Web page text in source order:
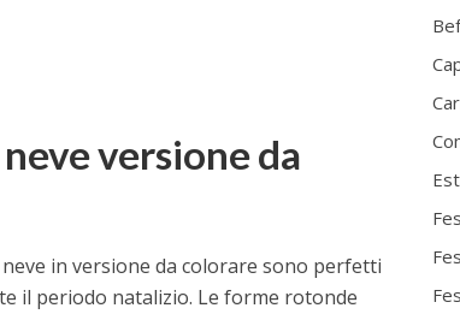
versione da
in versione da colorare sono perfetti
il periodo natalizio. Le forme rotonde